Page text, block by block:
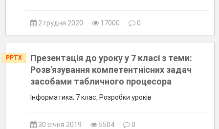
2 грудня 2020 17000 0
PPTX
Презентація до уроку у 7 класі з теми:
Розв'язування компетентнісних задач
засобами табличного процесора
Інформатика, 7 клас, Розробки уроків
30 січня 2019 5504 0